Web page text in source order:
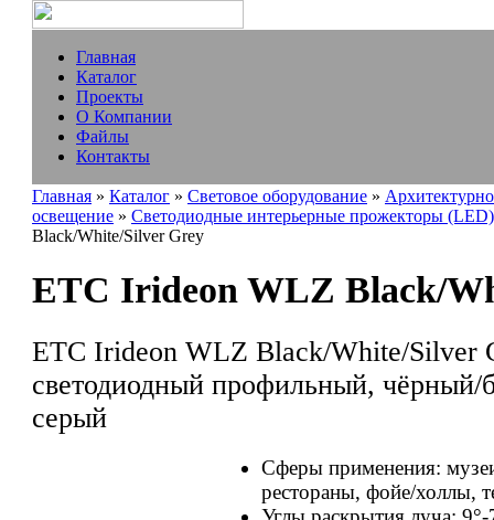
Главная
Каталог
Проекты
О Компании
Файлы
Контакты
Главная » Каталог » Световое оборудование »
освещение » Светодиодные интерьерные прожекторы (LED)
Black/White/Silver Grey
ETC Irideon WLZ Black/
ETC Irideon WLZ Black/White/Silver
светодиодный профильный, чёрный/
серый
Сферы применения:
рестораны, фойе/холлы,